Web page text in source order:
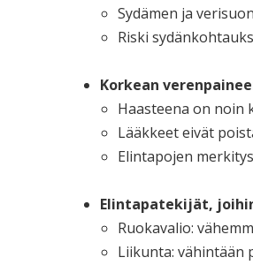
Sydämen ja
Riski
Korkean
Haasteena on noin
Lääkkeet eivät
Elintapojen
Elintapatekijät,
Ruokavalio:
Liikunta: vähintään